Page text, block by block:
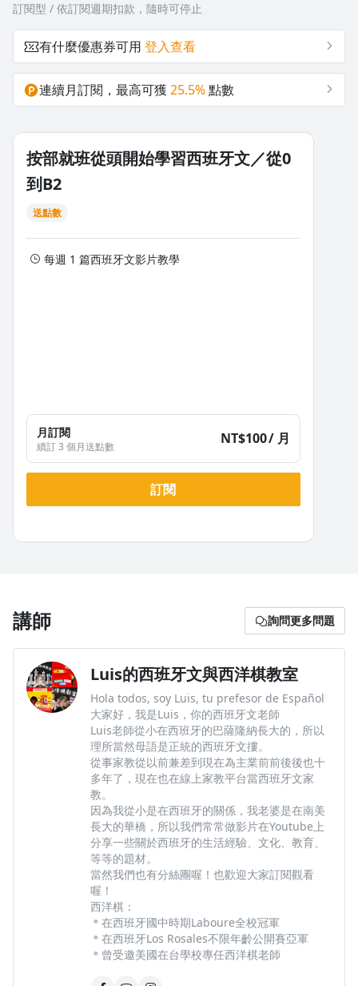
課程特色
免費提供書籍教材一共6本書。
不單純只是練習西班牙的口音，中南美口音也練習得到！
除了書籍的進度之外也會學習一些額外補充，好比說：語言邏
輯、俚語、髒話、等等的額外課程。
這堂課適合誰
0基礎：一步一腳印跟著進度開始學習。
方案比較
依照台灣某知名家教網站上一堂西班牙文一對一家教最少都在
500台幣上下。如果真的要把一個語言學到一個程度從數萬到數
十萬都是家常便飯。
影片，等於一個月有4堂課，讓你學習西班牙文毫無負擔！
訂閱型 / 依訂閱週期扣款，隨時可停止
有什麼優惠券可用 登入查看
連續月訂閱，最高可獲 25.5%點數
按部就班從頭開始學習西班牙文／從0
到B2
送點數
每週 1 篇西班牙文影片教學
月訂閱
續訂 3 個月送點數 NT$100/ 月
訂閱
講師 詢問更多問題
Luis的西班牙文與西洋棋教室
Hola todos, soy Luis, tu prefesor de Español
大家好，我是Luis，你的西班牙文老師
Luis老師從小在西班牙的巴薩隆納長大的，所以
理所當然母語是正統的西班牙文摟。
從事家教從以前兼差到現在為主業前前後後也十
多年了，現在也在線上家教平台當西班牙文家
教。
因為我從小是在西班牙的關係，我老婆是在南美
長大的華橋，所以我們常常做影片在Youtube上
分享一些關於西班牙的生活經驗、文化、教育、
等等的題材。
當然我們也有分絲團喔！也歡迎大家訂閱觀看
喔！
西洋棋：
＊在西班牙國中時期Laboure全校冠軍
＊在西班牙Los Rosales不限年齡公開賽亞軍
＊曾受邀美國在台學校專任西洋棋老師
沒有待播放的清單
去逛逛